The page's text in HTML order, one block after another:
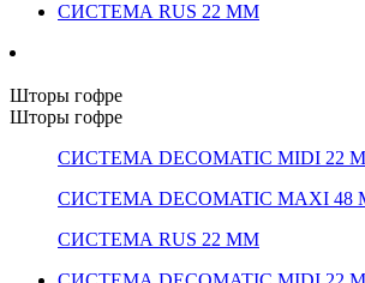
СИСТЕМА RUS 22 ММ
Шторы гофре
Шторы гофре
СИСТЕМА DECOMATIC MIDI 22
СИСТЕМА DECOMATIC MAXI
СИСТЕМА RUS 22 ММ